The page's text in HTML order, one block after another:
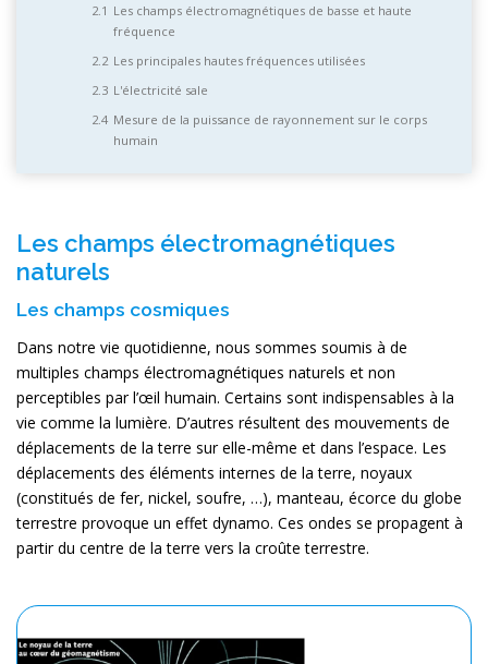
Les champs électromagnétiques de basse et haute
fréquence
Les principales hautes fréquences utilisées
L'électricité sale
Mesure de la puissance de rayonnement sur le corps
humain
Les champs électromagnétiques
naturels
Les champs cosmiques
Dans notre vie quotidienne, nous sommes soumis à de
multiples champs électromagnétiques naturels et non
perceptibles par l’œil humain. Certains sont indispensables à la
vie comme la lumière. D’autres résultent des mouvements de
déplacements de la terre sur elle-même et dans l’espace. Les
déplacements des éléments internes de la terre, noyaux
(constitués de fer, nickel, soufre, …), manteau, écorce du globe
terrestre provoque un effet dynamo. Ces ondes se propagent à
partir du centre de la terre vers la croûte terrestre.